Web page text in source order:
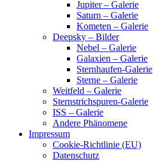
Jupiter – Galerie
Saturn – Galerie
Kometen – Galerie
Deepsky – Bilder
Nebel – Galerie
Galaxien – Galerie
Sternhaufen-Galerie
Sterne – Galerie
Weitfeld – Galerie
Sternstrichspuren-Galerie
ISS – Galerie
Andere Phänomene
Impressum
Cookie-Richtlinie (EU)
Datenschutz